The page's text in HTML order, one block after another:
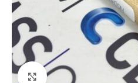
Kattints a nagyításhoz